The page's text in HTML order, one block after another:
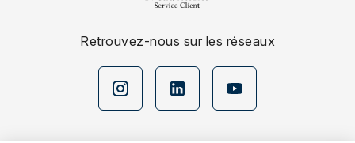
Retrouvez-nous sur les réseaux